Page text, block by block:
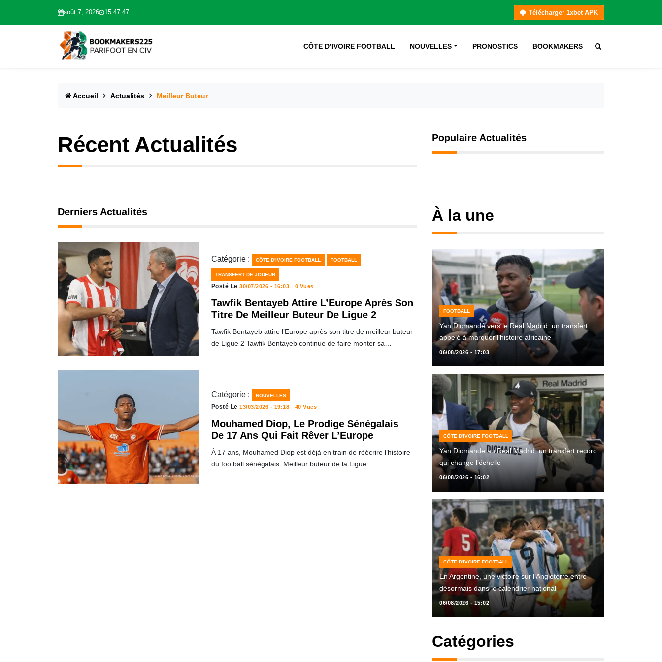
août 7, 2026 15:47:48 Télécharger 1xbet APK
CÔTE D’IVOIRE FOOTBALL NOUVELLES PRONOSTICS BOOKMAKERS
Accueil Actualités Meilleur Buteur
Récent Actualités Populaire Actualités
Derniers Actualités
Catégorie : CÔTE D'IVOIRE FOOTBALL FOOTBALL
TRANSFERT DE JOUEUR
Posté Le30/07/2026 - 16:03 0 Vues
Tawfik Bentayeb Attire L’Europe Après Son
Titre De Meilleur Buteur De Ligue 2
Tawfik Bentayeb attire l’Europe après son titre de meilleur buteur
de Ligue 2 Tawfik Bentayeb continue de faire monter sa…
Catégorie : NOUVELLES
Posté Le13/03/2026 - 19:18 40 Vues
Mouhamed Diop, Le Prodige Sénégalais
De 17 Ans Qui Fait Rêver L’Europe
À 17 ans, Mouhamed Diop est déjà en train de réécrire l’histoire
du football sénégalais. Meilleur buteur de la Ligue…
À la une
FOOTBALL
Yan Diomandé vers le Real Madrid: un transfert
appelé à marquer l’histoire africaine
06/08/2026 - 17:03
CÔTE D'IVOIRE FOOTBALL
Yan Diomande au Real Madrid, un transfert record
qui change l’échelle
06/08/2026 - 16:02
CÔTE D'IVOIRE FOOTBALL
En Argentine, une victoire sur l’Angleterre entre
désormais dans le calendrier national
06/08/2026 - 15:02
Catégories